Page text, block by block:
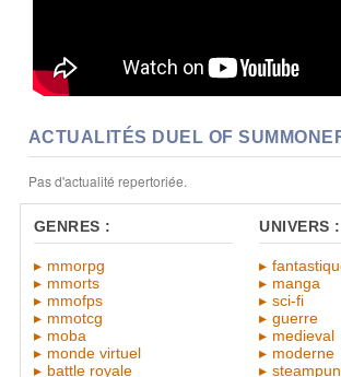
ACTUALITÉS DUEL OF
Pas d'actualité repertoriée.
GENRES :
mmorpg
mmorts
mmofps
mmotcg
moba
monde virtuel
battle royale
UNIVERS :
manga
sci-fi
guerre
medieval
moderne